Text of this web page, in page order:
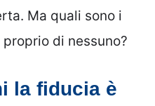
Ma quali sono i
di nessuno?
la fiducia è